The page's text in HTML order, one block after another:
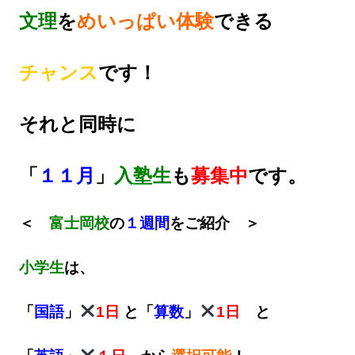
文理をめいっぱい体験できる
チャンスです！
それと同時に
「 １１月 」 入塾生も募集中です。
＜ 富士岡校の １週間をご紹介 ＞
小学生は、
「国語」 1日 と「算数 」 1日 と